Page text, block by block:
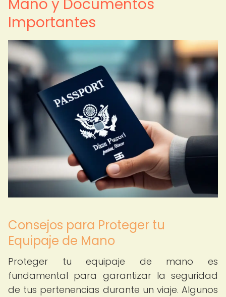
Mano y Documentos
Importantes
Consejos para Proteger tu
Equipaje de Mano
Proteger tu equipaje de mano es
fundamental para garantizar la seguridad
de tus pertenencias durante un viaje. Algunos